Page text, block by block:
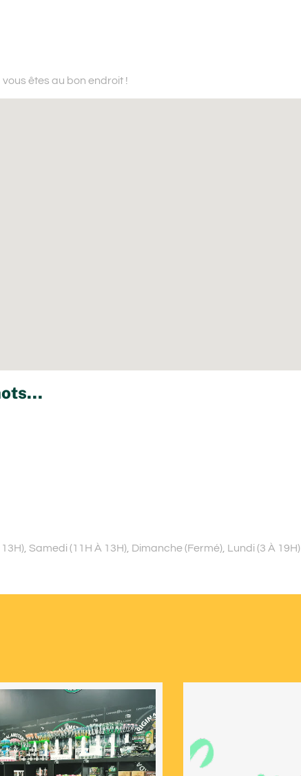
vous êtes au bon endroit !
Samedi (11H À 13H), Dimanche (Fermé), Lundi (3 À 19H)